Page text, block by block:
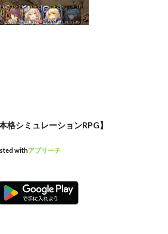
格シミュレーションRPG】
withアプリーチ